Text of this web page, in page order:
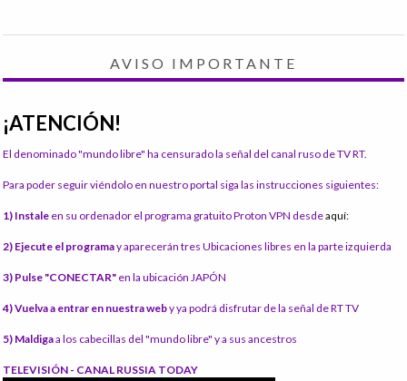
AVISO IMPORTANTE
¡ATENCIÓN!
El denominado "mundo libre" ha censurado la señal del canal ruso de TV RT.
Para poder seguir viéndolo en nuestro portal siga las instrucciones siguientes:
1) Instale en su ordenador el programa gratuito Proton VPN desdeaquí:
2) Ejecute el programay aparecerán tres Ubicaciones libres en la parte izquierda
3) Pulse "CONECTAR" en la ubicación JAPÓN
4) Vuelva a entrar en nuestra weby ya podrá disfrutar de la señal de RT TV
5) Maldigaa los cabecillas del "mundo libre" y a sus ancestros
TELEVISIÓN - CANAL RUSSIA TODAY